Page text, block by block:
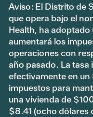
Aviso: El Distrito de
que opera bajo el
Health, ha
aumentará los
operaciones con
año pasado. La
efectivamente en un
impuestos para
una vivienda de
$8.41 (ocho dólares